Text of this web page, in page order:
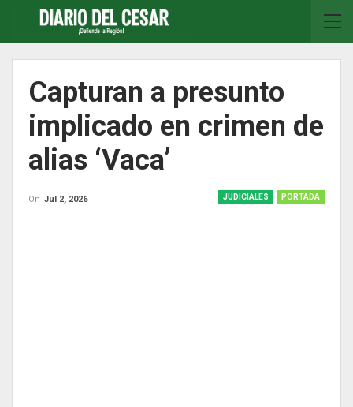
Capturan a presunto
implicado en crimen de
alias ‘Vaca’
JUDICIALES PORTADA
On Jul 2, 2026